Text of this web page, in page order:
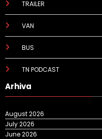
TRAILER
VAN
BUS
TN PODCAST
Arhiva
August 2026
July 2026
June 2026